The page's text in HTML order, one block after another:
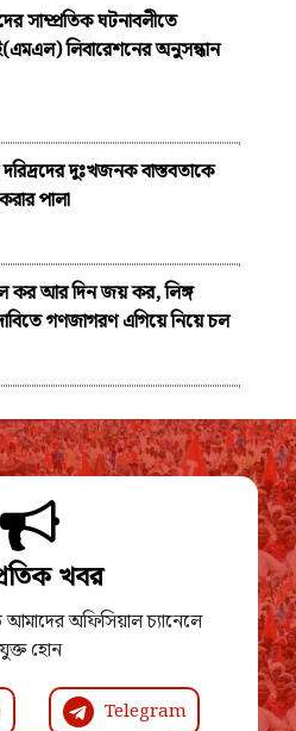
সাম্প্রতিক ঘটনাবলীতে
লিবারেশনের অনুসন্ধান
দুঃখজনক বাস্তবতাকে
পালা
কর আর দিন জয় কর, লিঙ্গ
গণজাগরণ এগিয়ে নিয়ে চল
খবর
অফিসিয়াল চ্যানেলে
যুক্ত হোন
Telegram